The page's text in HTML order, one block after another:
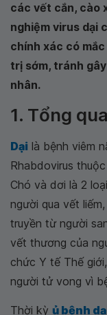
các vết cắn, cào
nghiệm virus dại
chính xác có
trị sớm, tránh
nhân.
1. Tổng
Dại là bệnh viêm
Rhabdovirus
Chó và dơi là 2
người qua vết
truyền từ người
vết thương của
chức Y tế Thế
người tử vong vì
Thời kỳ ủ bệnh